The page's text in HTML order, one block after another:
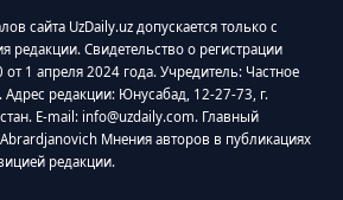
сайта UzDaily.uz допускается только с
редакции. Свидетельство о регистрации
1 апреля 2024 года. Учредитель: Частное
Адрес редакции: Юнусабад, 12-27-73, г.
E-mail: info@uzdaily.com. Главный
Мнения авторов в публикациях
редакции.